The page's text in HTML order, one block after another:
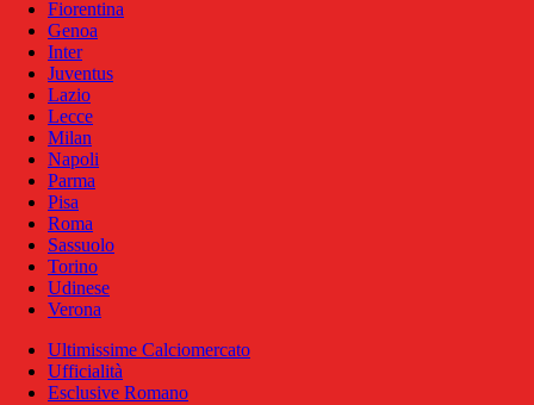
Fiorentina
Genoa
Inter
Juventus
Lazio
Lecce
Milan
Napoli
Parma
Pisa
Roma
Sassuolo
Torino
Udinese
Verona
Ultimissime Calciomercato
Ufficialità
Esclusive Romano